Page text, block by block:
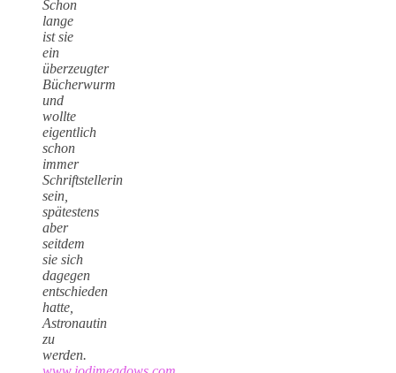
Schon
lange
ist sie
ein
überzeugter
Bücherwurm
und
wollte
eigentlich
schon
immer
Schriftstellerin
sein,
spätestens
aber
seitdem
sie sich
dagegen
entschieden
hatte,
Astronautin
zu
werden.